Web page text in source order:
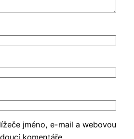
jméno, e-mail a webovou
komentáře.